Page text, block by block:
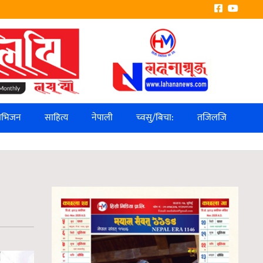
साहित्य नेपाली च्वसु/बिचा: तजिलजि